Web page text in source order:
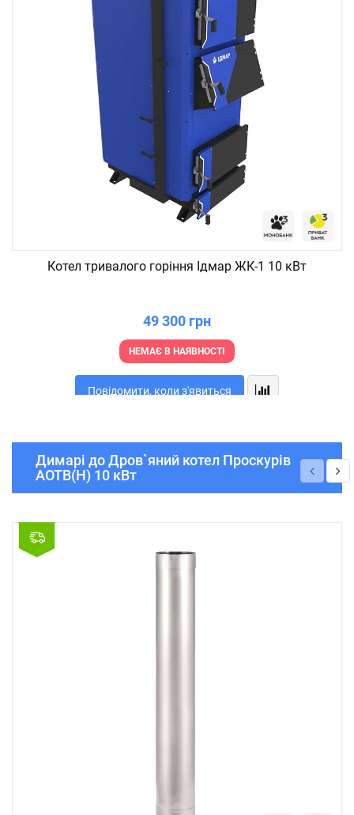
Котел тривалого горіння Ідмар ЖК-1 10 кВт
49 300 грн
НЕМАЄ В НАЯВНОСТІ
Повідомити, коли з'явиться
Димарі до Дров`яний котел Проскурів
АОТВ(Н) 10 кВт